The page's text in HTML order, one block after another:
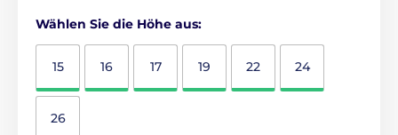
Wählen Sie die Höhe aus:
15 16 17 19 22 24
26